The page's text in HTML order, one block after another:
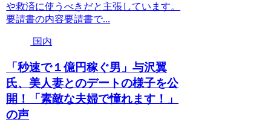
や救済に使うべきだと主張しています。
要請書の内容要請書で...
国内
「秒速で１億円稼ぐ男」与沢翼
氏、美人妻とのデートの様子を公
開！「素敵な夫婦で憧れます！」
の声